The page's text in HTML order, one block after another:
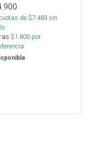
de $7.483 sin
$1.800 por